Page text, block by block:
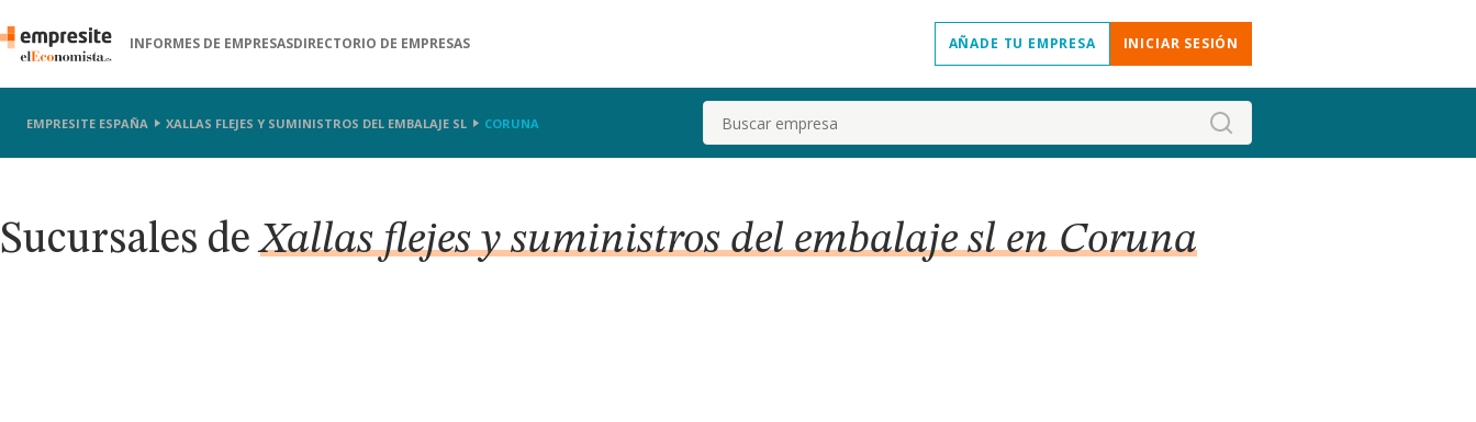
INFORMES DE EMPRESASDIRECTORIO DE EMPRESAS AÑADE TU EMPRESA INICIAR SESIÓN
EMPRESITE ESPAÑA XALLAS FLEJES Y SUMINISTROS DEL EMBALAJE SL CORUNA Buscar
Sucursales deXallas flejes y suministros del embalaje sl en Coruna